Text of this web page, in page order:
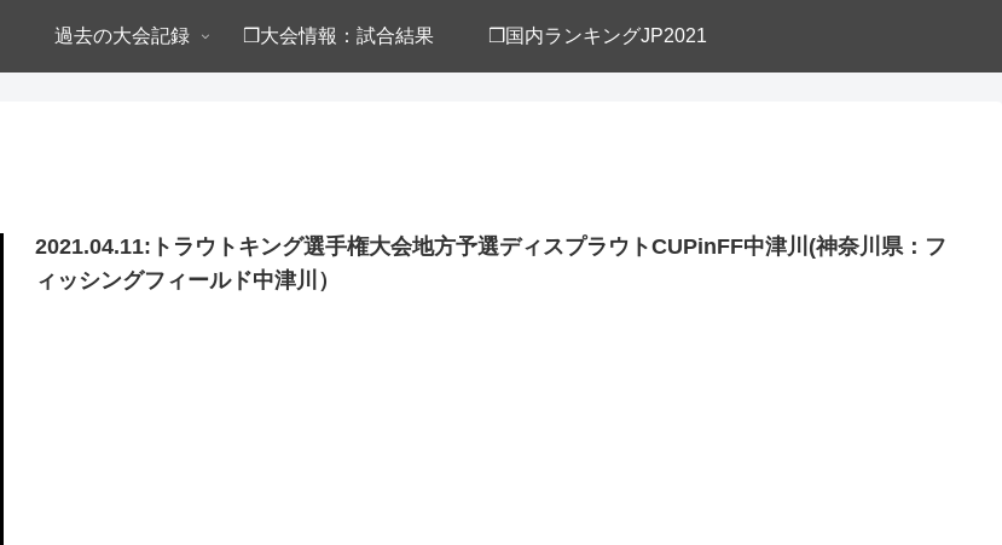
過去の大会記録 ❒大会情報：試合結果 ❒国内ランキングJP2021
2021.04.11:トラウトキング選手権大会地方予選ディスプラウトCUPinFF中津川(神奈川県：フ
ィッシングフィールド中津川）